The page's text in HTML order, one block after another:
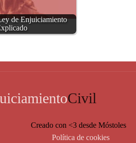
de Enjuiciamiento
Civil
Creado con <3 desde Móstoles
Política de cookies